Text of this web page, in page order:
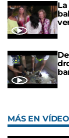
MÁS EN